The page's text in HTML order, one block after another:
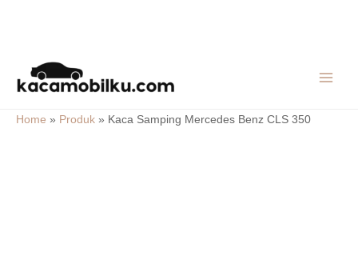
content
Home » Produk » Kaca Samping Mercedes Benz CLS 350